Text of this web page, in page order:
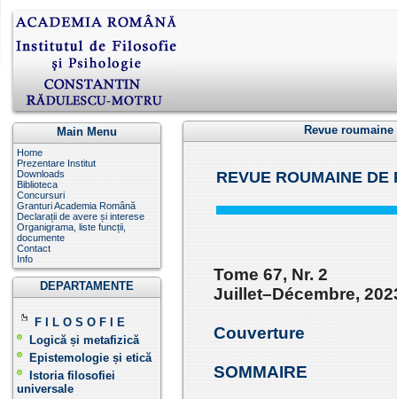
Main Menu
Home
Prezentare Institut
Downloads
Biblioteca
Concursuri
Granturi Academia Română
Declarații de avere și interese
Organigrama, liste funcții,
documente
Contact
Info
DEPARTAMENTE
F I L O S O F I E
Logică și metafizică
Epistemologie și etică
Istoria filosofiei
universale
Revue
REVUE ROUMAINE DE
Tome 67, Nr. 2
Juillet–Décembre,
Couverture
SOMMAIRE